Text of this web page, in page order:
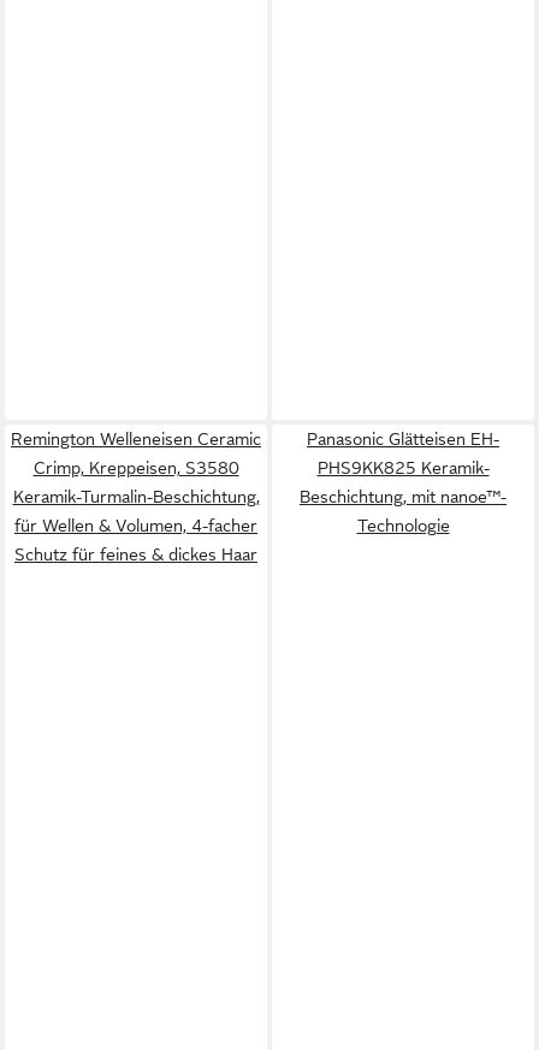
Remington Welleneisen Ceramic
Crimp, Kreppeisen, S3580
Keramik-Turmalin-Beschichtung,
für Wellen & Volumen, 4-facher
Schutz für feines & dickes Haar
Panasonic Glätteisen EH-
PHS9KK825 Keramik-
Beschichtung, mit nanoe™-
Technologie